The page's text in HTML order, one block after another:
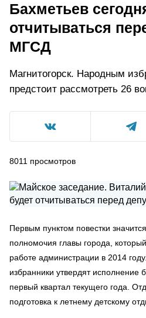
Бахметьев
отчитываться
МГСД
Магнитогорск. Народным
предстоит рассмотреть 26
8011 просмотров
Первым пунктом повестки
полномочия главы города,
работе администрации в 2014
избранники утвердят исполнение
первый квартал текущего года.
подготовка к летнему детскому